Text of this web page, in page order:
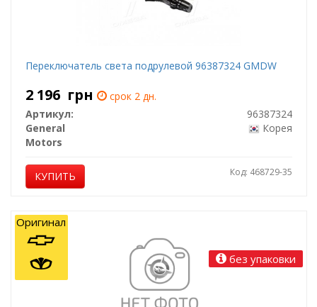
Переключатель света подрулевой 96387324 GMDW
2 196 грн
срок 2 дн.
Артикул:
96387324
General
Motors
Корея
КУПИТЬ Код: 468729-35
Оригинал
без упаковки